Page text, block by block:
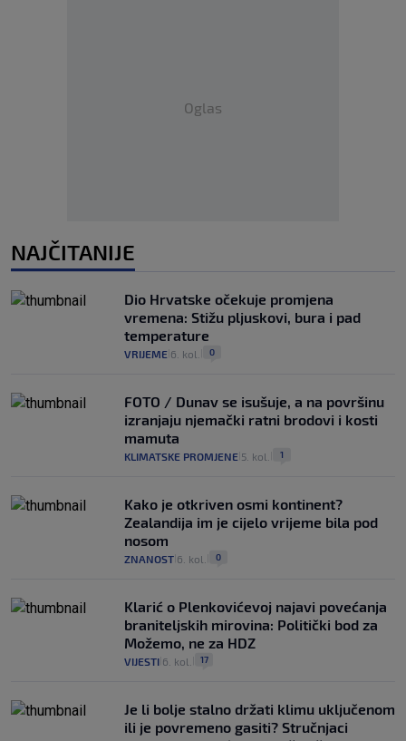
Oglas
NAJČITANIJE
Dio Hrvatske očekuje promjena
vremena: Stižu pljuskovi, bura i pad
temperature
VRIJEME 6. kol. 0
FOTO / Dunav se isušuje, a na površinu
izranjaju njemački ratni brodovi i kosti
mamuta
KLIMATSKE PROMJENE 5. kol. 1
Kako je otkriven osmi kontinent?
Zealandija im je cijelo vrijeme bila pod
nosom
ZNANOST 6. kol. 0
Klarić o Plenkovićevoj najavi povećanja
braniteljskih mirovina: Politički bod za
Možemo, ne za HDZ
VIJESTI 6. kol. 17
Je li bolje stalno držati klimu uključenom
ili je povremeno gasiti? Stručnjaci